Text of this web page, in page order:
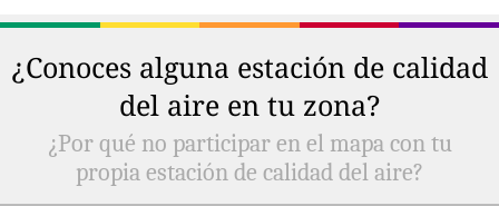
¿Conoces alguna estación de calidad
del aire en tu zona?
¿Por qué no participar en el mapa con tu
propia estación de calidad del aire?